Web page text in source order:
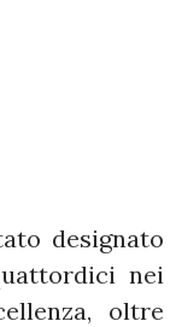
designato
nei
oltre